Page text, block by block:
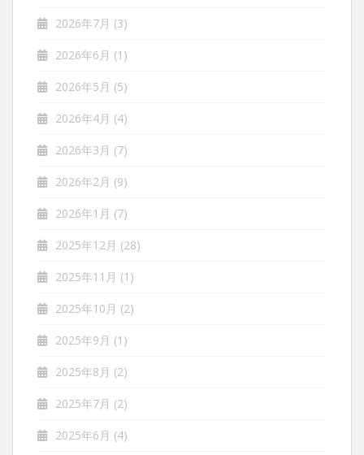
2026年7月 (3)
2026年6月 (1)
2026年5月 (5)
2026年4月 (4)
2026年3月 (7)
2026年2月 (9)
2026年1月 (7)
2025年12月 (28)
2025年11月 (1)
2025年10月 (2)
2025年9月 (1)
2025年8月 (2)
2025年7月 (2)
2025年6月 (4)